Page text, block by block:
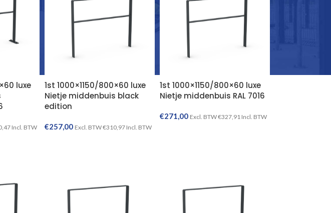
luxe
Incl. BTW
1st 1000×1150/800×60 luxe
Nietje middenbuis black
edition
€257,00 Excl. BTW€310,97 Incl. BTW
1st 1000×1150/800×60 luxe
Nietje middenbuis RAL 7016
€271,00 Excl. BTW€327,91 Incl. BTW